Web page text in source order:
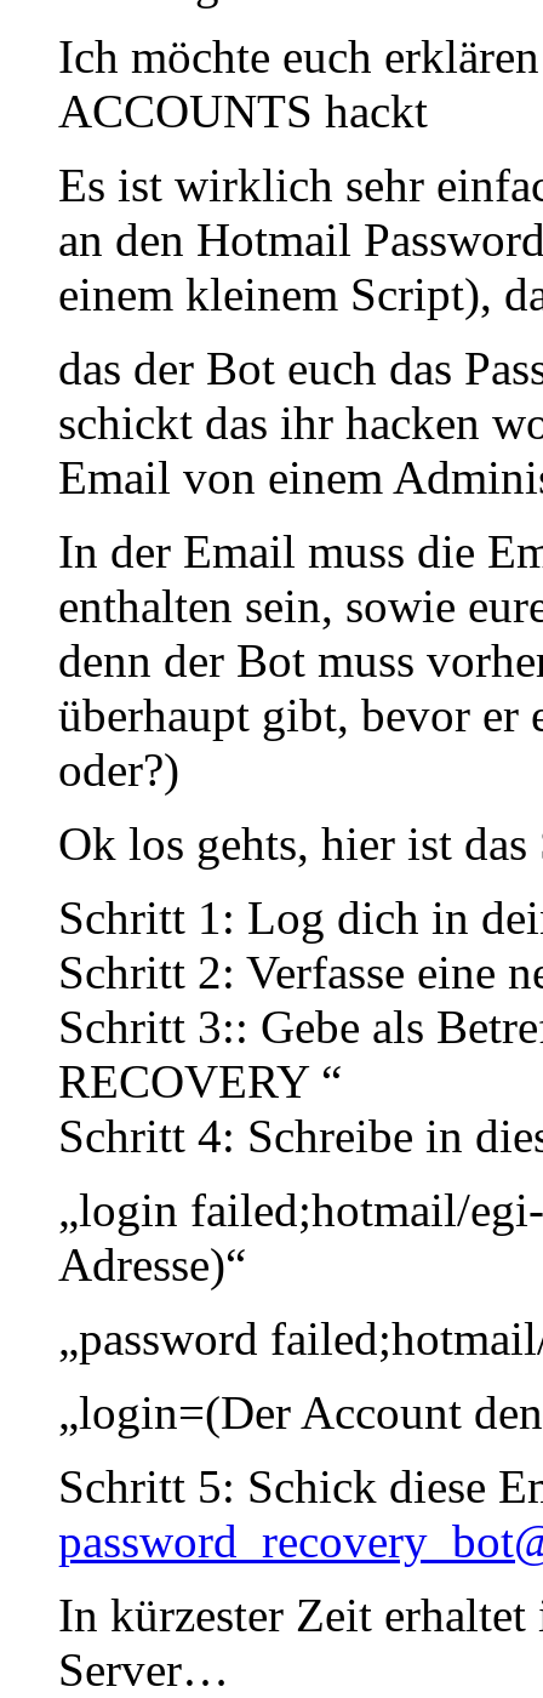
Ich möchte euch
ACCOUNTS hackt
Es ist wirklich sehr
an den Hotmail
einem kleinem Script),
das der Bot euch das
schickt das ihr hacken
Email von einem
In der Email muss die
enthalten sein, sowie
denn der Bot muss
überhaupt gibt, bevor er
oder?)
Ok los gehts, hier ist
Schritt 1: Log dich in
Schritt 2: Verfasse eine
Schritt 3:: Gebe als
RECOVERY “
Schritt 4: Schreibe in
„login failed;hotmail/
Adresse)“
„password
„login=(Der Account
Schritt 5: Schick diese
In kürzester Zeit
Server…